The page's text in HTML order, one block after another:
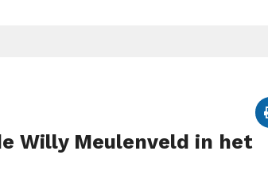
Willy Meulenveld in het